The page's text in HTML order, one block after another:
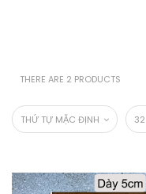
THERE ARE 2 PRODUCTS
THỨ TỰ MẶC ĐỊNH 32